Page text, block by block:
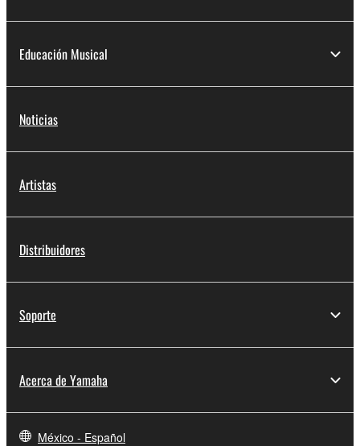
Educación Musical
Noticias
Artistas
Distribuidores
Soporte
Acerca de Yamaha
México - Español